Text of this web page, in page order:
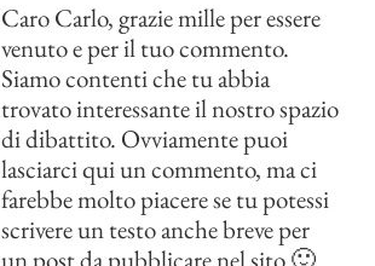
Caro Carlo, grazie mille per essere
venuto e per il tuo commento.
Siamo contenti che tu abbia
trovato interessante il nostro spazio
di dibattito. Ovviamente puoi
lasciarci qui un commento, ma ci
farebbe molto piacere se tu potessi
scrivere un testo anche breve per
un post da pubblicare nel sito 🙂